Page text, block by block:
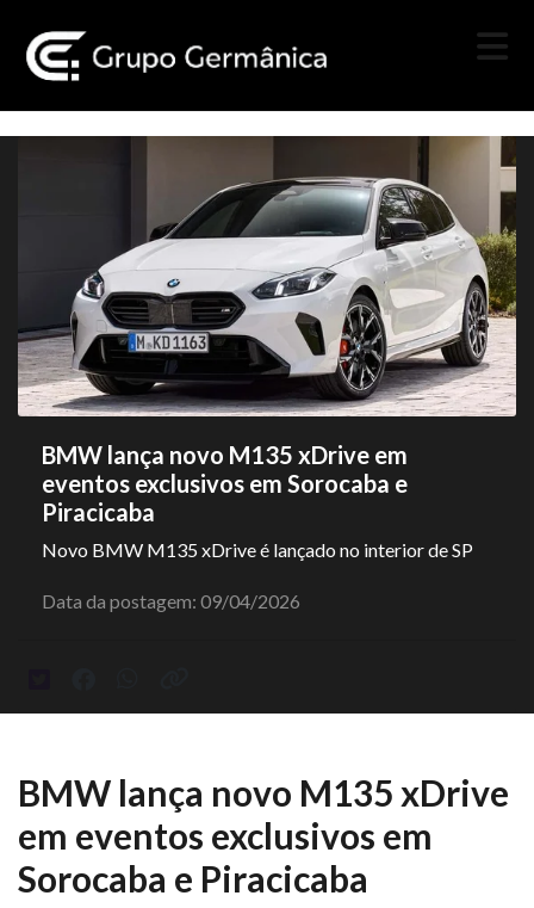
BMW lança novo M135 xDrive em
eventos exclusivos em Sorocaba e
Piracicaba
Novo BMW M135 xDrive é lançado no interior de SP
Data da postagem: 09/04/2026
BMW lança novo M135 xDrive
em eventos exclusivos em
Sorocaba e Piracicaba